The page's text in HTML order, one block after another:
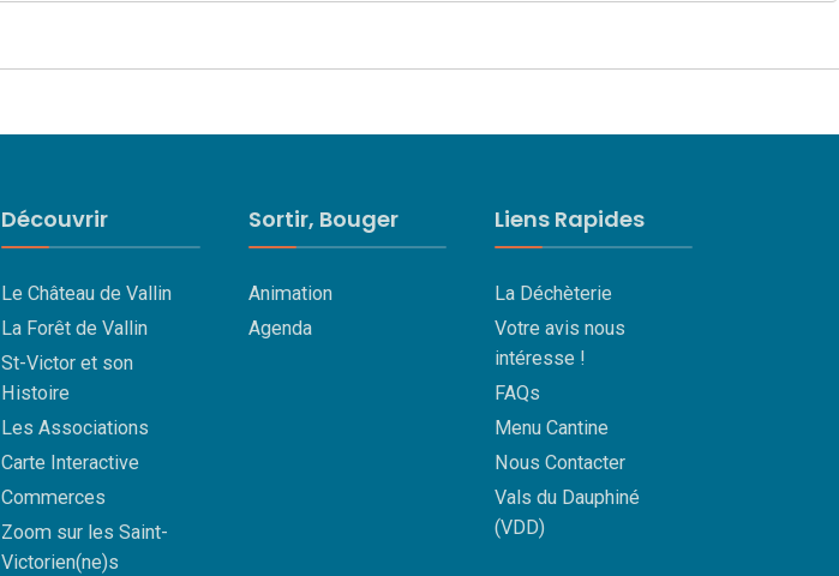
Découvrir
Le Château de Vallin
La Forêt de Vallin
St-Victor et son
Histoire
Les Associations
Carte Interactive
Commerces
Zoom sur les Saint-
Victorien(ne)s
Sortir, Bouger
Animation
Agenda
Liens Rapides
La Déchèterie
Votre avis nous
intéresse !
FAQs
Menu Cantine
Nous Contacter
Vals du Dauphiné
(VDD)